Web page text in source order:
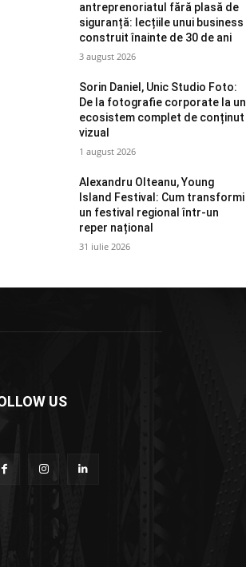
antreprenoriatul fără plasă de
siguranță: lecțiile unui business
construit înainte de 30 de ani
3 august 2026
Sorin Daniel, Unic Studio Foto:
De la fotografie corporate la un
ecosistem complet de conținut
vizual
1 august 2026
Alexandru Olteanu, Young
Island Festival: Cum transformi
un festival regional într-un
reper național
31 iulie 2026
US